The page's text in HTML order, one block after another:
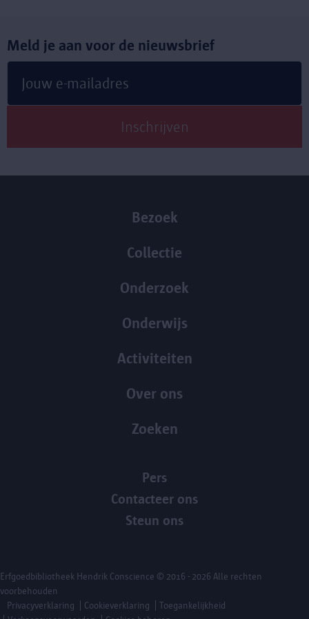
Meld je aan voor de nieuwsbrief
Bezoek
Collectie
Onderzoek
Onderwijs
Activiteiten
Over ons
Zoeken
Pers
Contacteer ons
Steun ons
Erfgoedbibliotheek Hendrik Conscience © 2016 - 2026 Alle rechten
voorbehouden
Privacyverklaring
Cookieverklaring
Toegankelijkheid